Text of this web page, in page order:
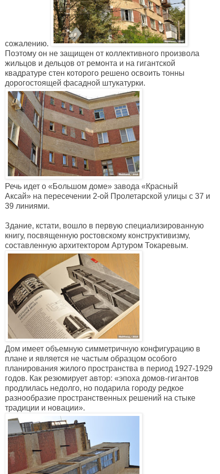
сожалению.
Поэтому он не защищен от коллективного произвола
жильцов и дельцов от ремонта и на гигантской
квадратуре стен которого решено освоить тонны
дорогостоящей фасадной штукатурки.
Речь идет о «Большом доме» завода «Красный
Аксай» на пересечении 2-ой Пролетарской улицы с 37 и
39 линиями.
Здание, кстати, вошло в первую специализированную
книгу, посвященную ростовскому конструктивизму,
составленную архитектором Артуром Токаревым.
Дом имеет объемную симметричную конфигурацию в
плане и является не частым образцом особого
планирования жилого пространства в период 1927-1929
годов. Как резюмирует автор: «эпоха домов-гигантов
продлилась недолго, но подарила городу редкое
разнообразие пространственных решений на стыке
традиции и новации».